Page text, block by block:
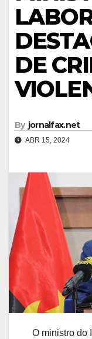
DE
By jornalfax.net
ABR 15, 2024
O ministro do